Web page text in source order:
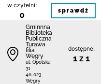
w czytelni:
0 sprawdź
Gminnna
Biblioteka
Publiczna
Turawa
filia
Węgry
ul. Opolska
31
46-023
Węgry
dostępne:
1 z 1